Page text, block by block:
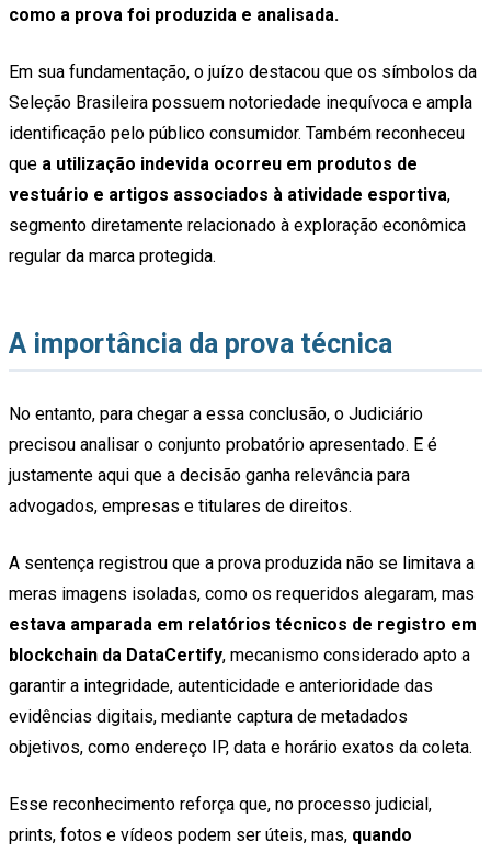
como a prova foi produzida e analisada.
Em sua fundamentação, o juízo destacou que os símbolos da
Seleção Brasileira possuem notoriedade inequívoca e ampla
identificação pelo público consumidor. Também reconheceu
que a utilização indevida ocorreu em produtos de
vestuário e artigos associados à atividade esportiva,
segmento diretamente relacionado à exploração econômica
regular da marca protegida.
A importância da prova técnica
No entanto, para chegar a essa conclusão, o Judiciário
precisou analisar o conjunto probatório apresentado. E é
justamente aqui que a decisão ganha relevância para
advogados, empresas e titulares de direitos.
A sentença registrou que a prova produzida não se limitava a
meras imagens isoladas, como os requeridos alegaram, mas
estava amparada em relatórios técnicos de registro em
blockchain da DataCertify, mecanismo considerado apto a
garantir a integridade, autenticidade e anterioridade das
evidências digitais, mediante captura de metadados
objetivos, como endereço IP, data e horário exatos da coleta.
Esse reconhecimento reforça que, no processo judicial,
prints, fotos e vídeos podem ser úteis, mas, quando